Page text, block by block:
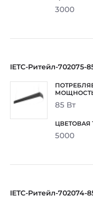
3000
IETC-Ритейл-702075-
85 Вт
5000
IETC-Ритейл-702074-